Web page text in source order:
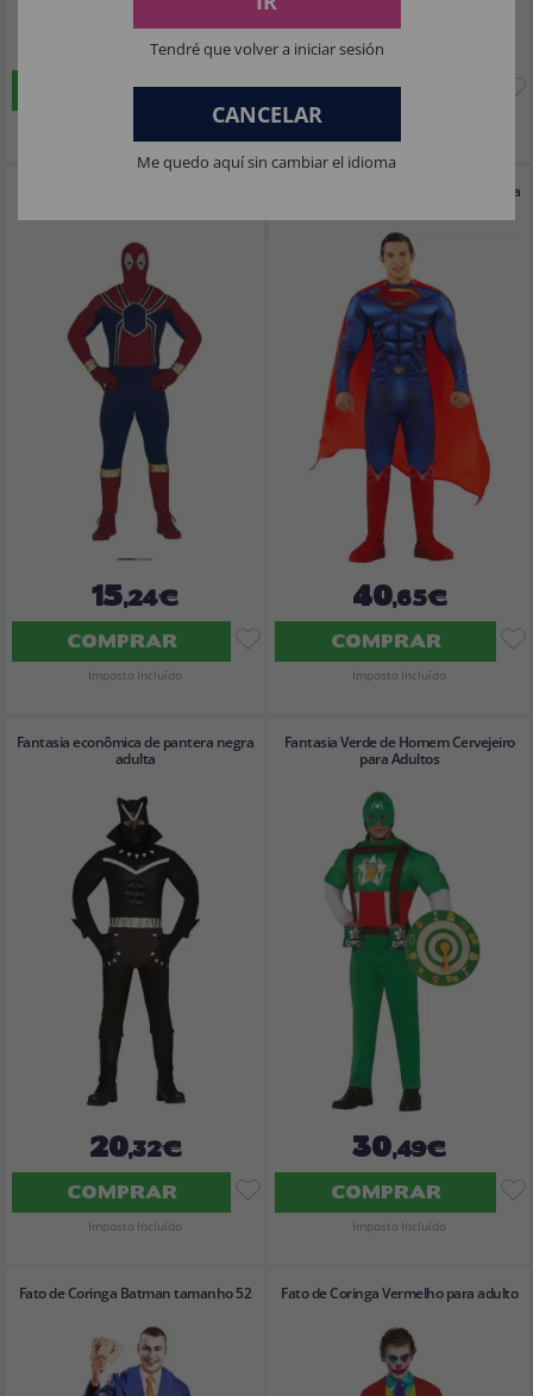
,83€
COMPRAR
40
COMPRAR
15,24€
COMPRAR
Imposto Incluído
Fantasia do Superman - Liga da Justiça
40,65€
COMPRAR
Imposto Incluído
Fantasia econômica de pantera negra
adulta
20,32€
COMPRAR
Imposto Incluído
Fantasia Verde de Homem Cervejeiro
para Adultos
30,49€
COMPRAR
Imposto Incluído
Fato de Coringa Batman tamanho 52 Fato de Coringa Vermelho para adulto
Tendré que volver a iniciar sesión
CANCELAR
Me quedo aquí sin cambiar el idioma